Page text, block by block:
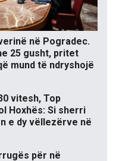
në Pogradec.
25 gusht, pritet
mund të ndryshojë
vitesh, Top
Hoxhës: Si sherri
e dy vëllezërve në
për në